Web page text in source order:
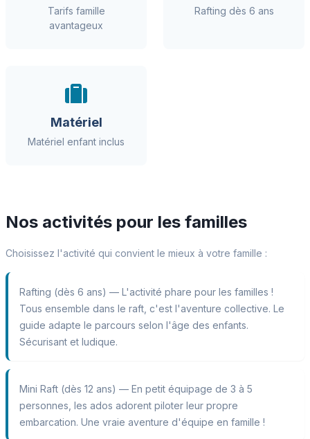
Tarifs famille
avantageux
Rafting dès 6 ans
Matériel
Matériel enfant inclus
Nos activités pour les familles
Choisissez l'activité qui convient le mieux à votre famille :
Rafting (dès 6 ans) — L'activité phare pour les familles !
Tous ensemble dans le raft, c'est l'aventure collective. Le
guide adapte le parcours selon l'âge des enfants.
Sécurisant et ludique.
Mini Raft (dès 12 ans) — En petit équipage de 3 à 5
personnes, les ados adorent piloter leur propre
embarcation. Une vraie aventure d'équipe en famille !